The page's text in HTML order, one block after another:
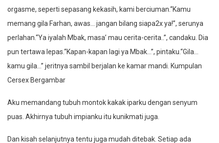
orgasme, seperti sepasang kekasih, kami berciuman.“Kamu
memang gila Farhan, awas… jangan bilang siapa2x ya!”, serunya
perlahan.“Ya iyalah Mbak, masa’ mau cerita-cerita..”, candaku. Dia
pun tertawa lepas.“Kapan-kapan lagi ya Mbak…”, pintaku.“Gila…
kamu gila…” jeritnya sambil berjalan ke kamar mandi. Kumpulan
Cersex Bergambar
Aku memandang tubuh montok kakak iparku dengan senyum
puas. Akhirnya tubuh impianku itu kunikmati juga.
Dan kisah selanjutnya tentu juga mudah ditebak. Setiap ada